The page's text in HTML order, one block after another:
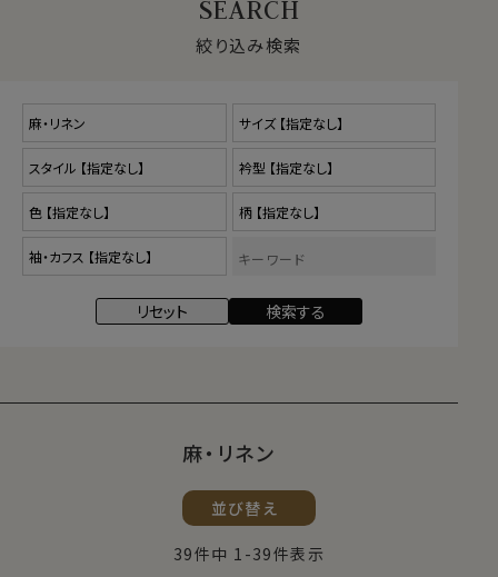
店長・柳田のひとことプッシュ！
ビジネスからカジュアルまで！
ウオッシュ（製品洗い）のかかったカジュアル
絞り込み検索
麻・リネン
並び替え
39件中 1 -39件表示